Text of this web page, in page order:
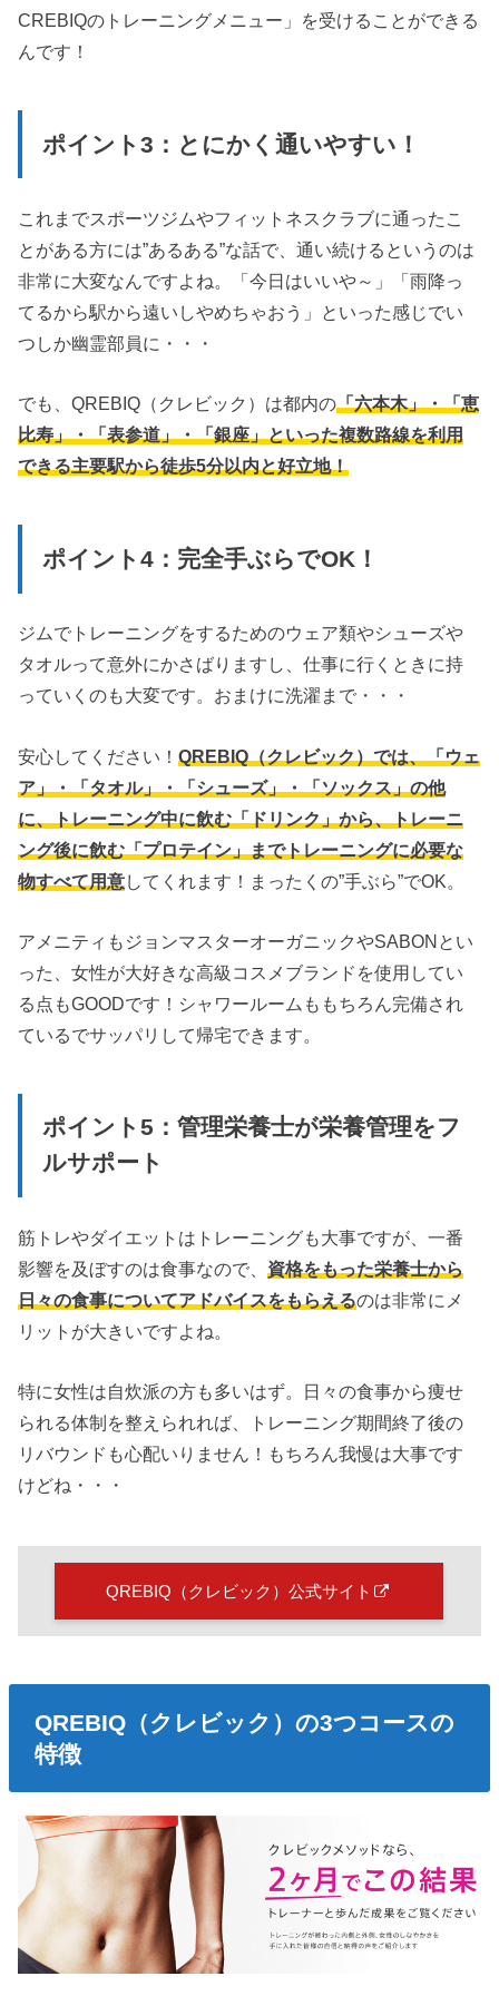
CREBIQのトレーニングメニュー」を受けることができる
んです！
ポイント3：とにかく通いやすい！
これまでスポーツジムやフィットネスクラブに通ったこ
とがある方には”あるある”な話で、通い続けるというのは
非常に大変なんですよね。「今日はいいや～」「雨降っ
てるから駅から遠いしやめちゃおう」といった感じでい
つしか幽霊部員に・・・
でも、QREBIQ（クレビック）は都内の「六本木」・「恵
比寿」・「表参道」・「銀座」といった複数路線を利用
できる主要駅から徒歩5分以内と好立地！
ポイント4：完全手ぶらでOK！
ジムでトレーニングをするためのウェア類やシューズや
タオルって意外にかさばりますし、仕事に行くときに持
っていくのも大変です。おまけに洗濯まで・・・
安心してください！QREBIQ（クレビック）では、「ウェ
ア」・「タオル」・「シューズ」・「ソックス」の他
に、トレーニング中に飲む「ドリンク」から、トレーニ
ング後に飲む「プロテイン」までトレーニングに必要な
物すべて用意してくれます！まったくの”手ぶら”でOK。
アメニティもジョンマスターオーガニックやSABONとい
った、女性が大好きな高級コスメブランドを使用してい
る点もGOODです！シャワールームももちろん完備され
ているでサッパリして帰宅できます。
ポイント5：管理栄養士が栄養管理をフ
ルサポート
筋トレやダイエットはトレーニングも大事ですが、一番
影響を及ぼすのは食事なので、資格をもった栄養士から
日々の食事についてアドバイスをもらえるのは非常にメ
リットが大きいですよね。
特に女性は自炊派の方も多いはず。日々の食事から痩せ
られる体制を整えられれば、トレーニング期間終了後の
リバウンドも心配いりません！もちろん我慢は大事です
けどね・・・
QREBIQ（クレビック）公式サイト
QREBIQ（クレビック）の3つコースの
特徴